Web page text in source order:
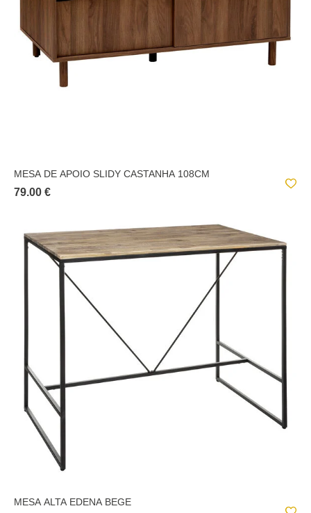
MESA DE APOIO SLIDY CASTANHA 108CM
79.00 €
MESA ALTA EDENA BEGE